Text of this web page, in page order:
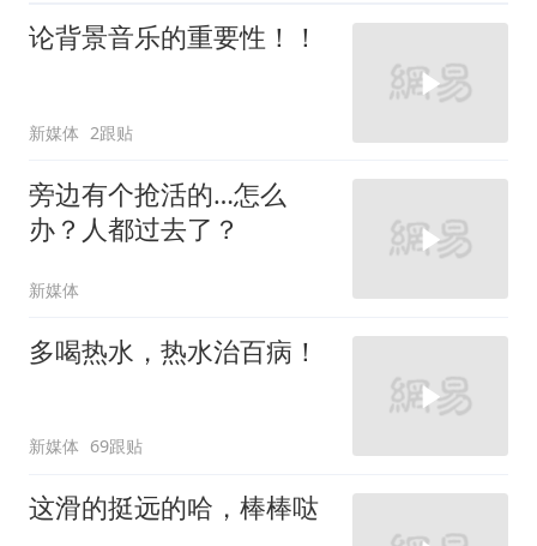
论背景音乐的重要性！！
新媒体 2跟贴
旁边有个抢活的…怎么
办？人都过去了？
新媒体
多喝热水，热水治百病！
新媒体 69跟贴
这滑的挺远的哈，棒棒哒